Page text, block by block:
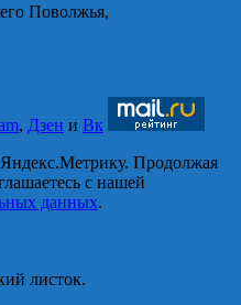
Поволжья,
, Дзен и Вк
Продолжая
с нашей
данных.
листок.